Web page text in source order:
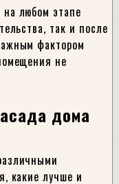
любом этапе
так и после
фактором
не
дома
какие лучше и